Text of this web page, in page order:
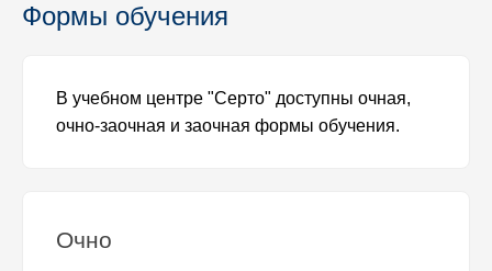
Формы обучения
В учебном центре "Серто" доступны очная,
очно-заочная и заочная формы обучения.
Очно